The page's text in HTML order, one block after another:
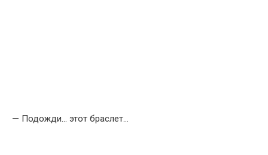
— Подожди… этот браслет…